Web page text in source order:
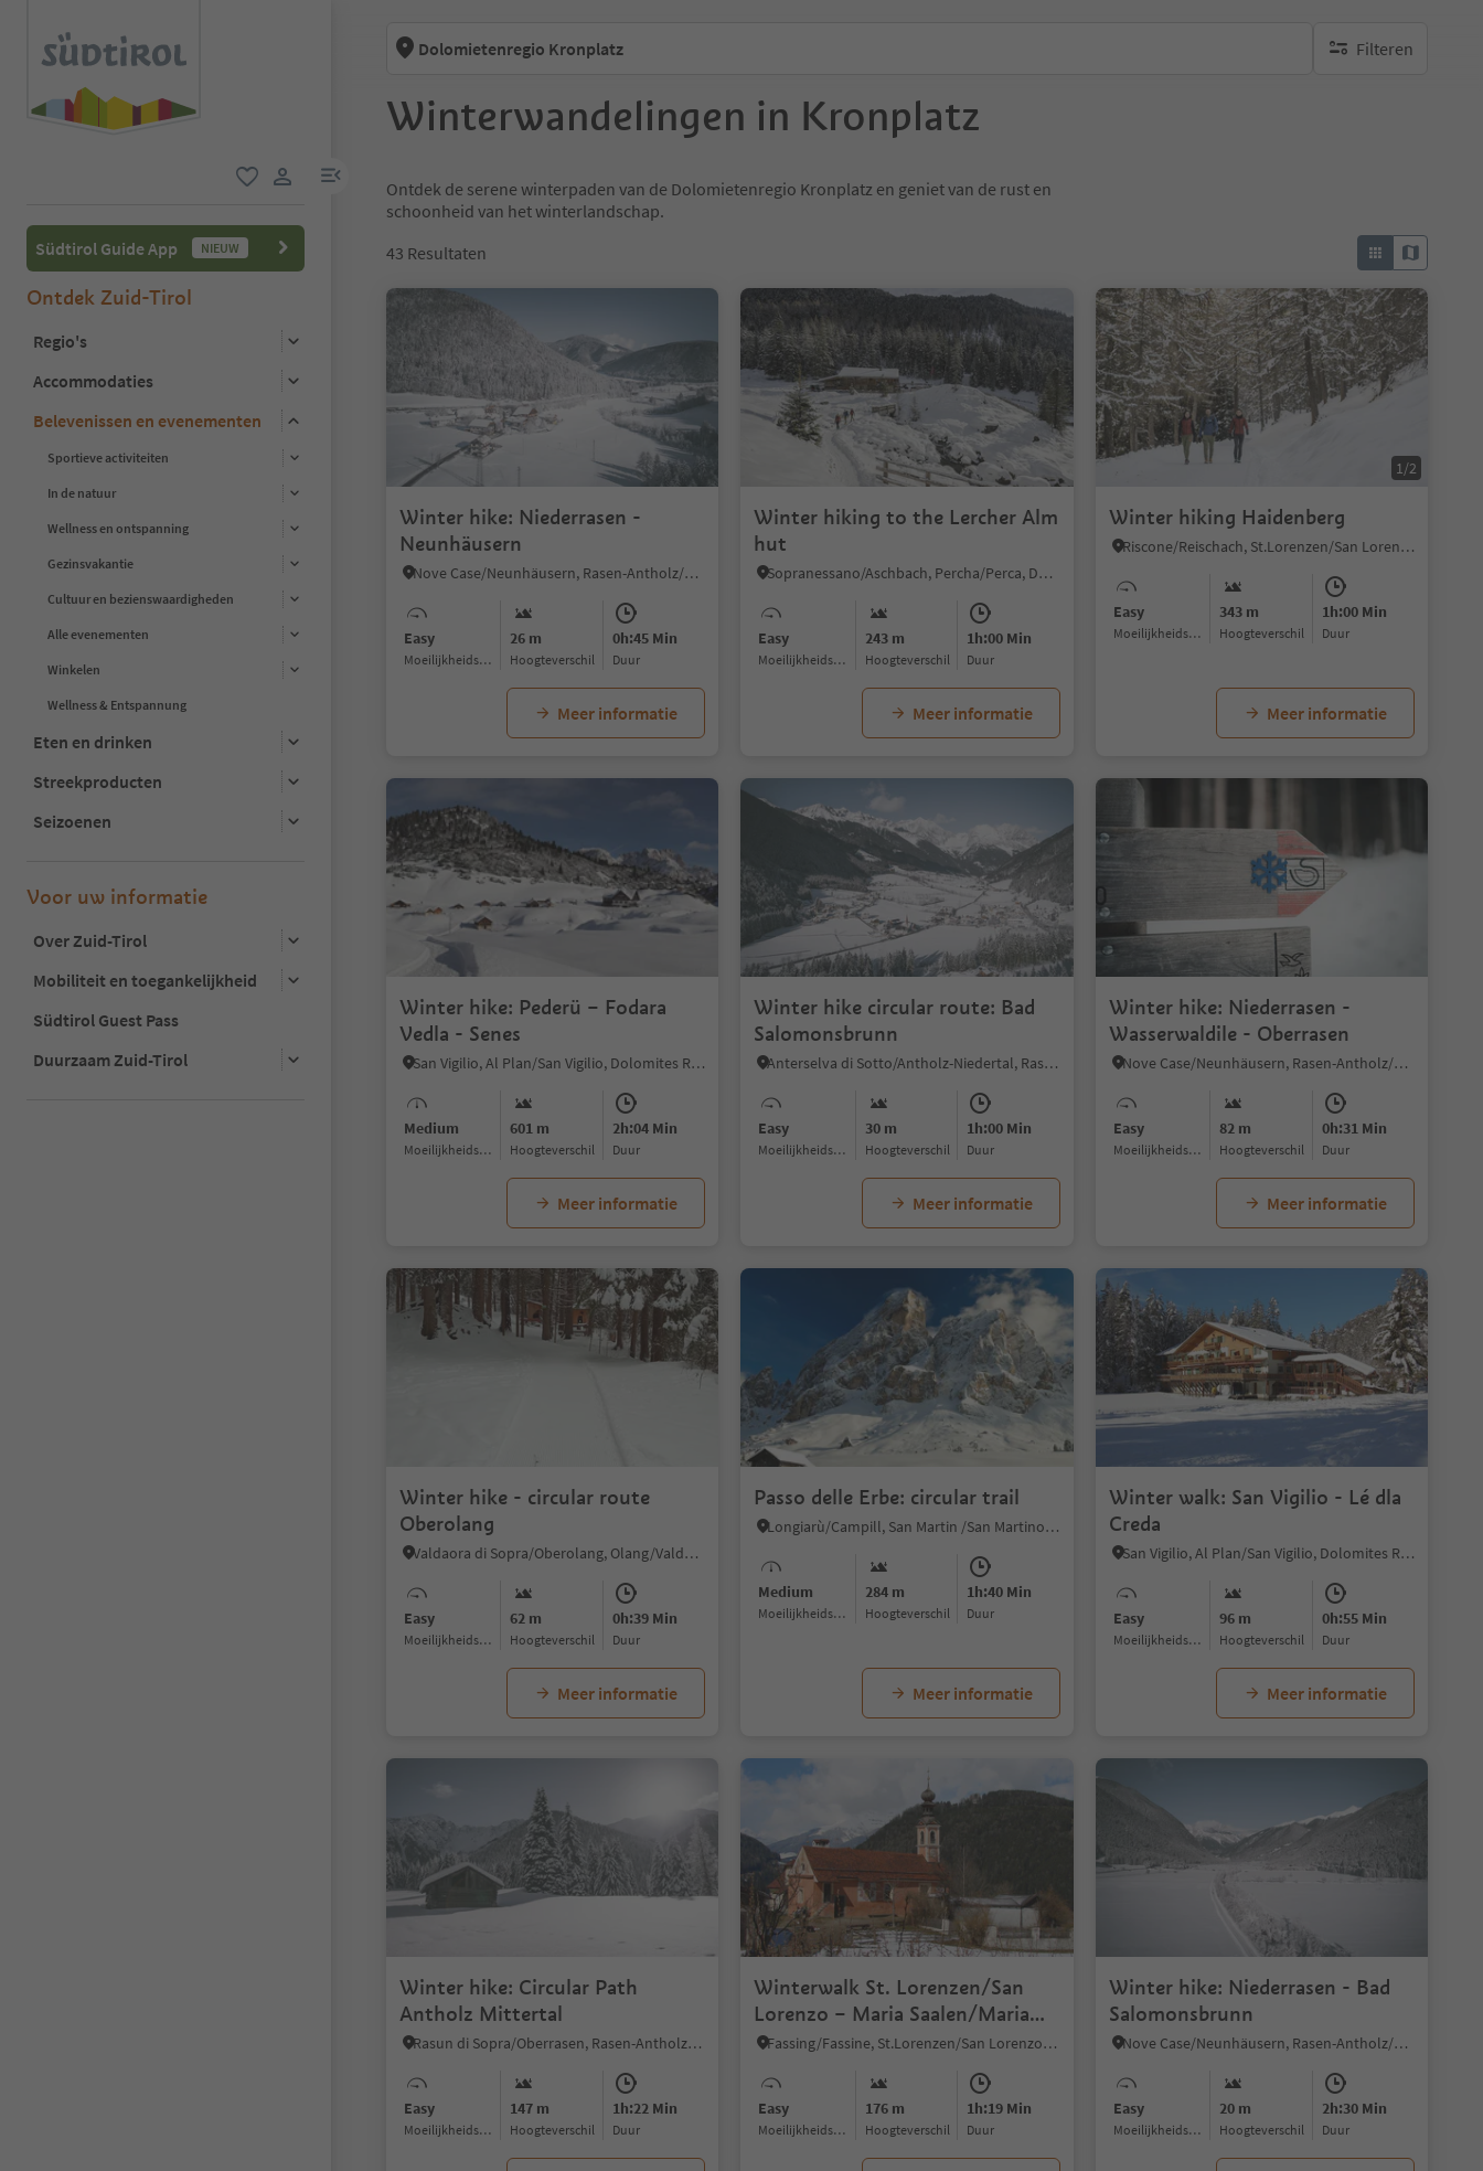
gebruikerslink
menulink
Südtirol Guide App NIEUW
Ontdek Zuid-Tirol
Regio's
Accommodaties
Belevenissen en evenementen
Sportieve activiteiten
In de natuur
Wellness en ontspanning
Gezinsvakantie
Cultuur en bezienswaardigheden
Alle evenementen
Winkelen
Wellness & Entspannung
Eten en drinken
Streekproducten
Seizoenen
Voor uw informatie
Over Zuid-Tirol
Mobiliteit en toegankelijkheid
Südtirol Guest Pass
Duurzaam Zuid-Tirol
Dolomietenregio Kronplatz Filteren
geen actieve filters
Winterwandelingen in Kronplatz
Ontdek de serene winterpaden van de Dolomietenregio Kronplatz en geniet van de rust en
schoonheid van het winterlandschap.
43 Resultaten
Winter hike: Niederrasen -
Neunhäusern
Nove Case/Neunhäusern, Rasen-Antholz/Rasun Anterselva, Dolomites Region Kronplatz/Plan de Corones
Easy
Moeilijkheidsgraad
26 m
Hoogteverschil
0h:45 Min
Duur
Meer informatie
Winter hiking to the Lercher Alm
hut
Sopranessano/Aschbach, Percha/Perca, Dolomites Region Kronplatz/Plan de Corones
Easy
Moeilijkheidsgraad
243 m
Hoogteverschil
1h:00 Min
Duur
Meer informatie
1/2
Winter hiking Haidenberg
Riscone/Reischach, St.Lorenzen/San Lorenzo di Sebato, Dolomites Region Kronplatz/Plan de Corones
Easy
Moeilijkheidsgraad
343 m
Hoogteverschil
1h:00 Min
Duur
Meer informatie
Winter hike: Pederü – Fodara
Vedla - Senes
San Vigilio, Al Plan/San Vigilio, Dolomites Region Kronplatz/Plan de Corones
Medium
Moeilijkheidsgraad
601 m
Hoogteverschil
2h:04 Min
Duur
Meer informatie
Winter hike circular route: Bad
Salomonsbrunn
Anterselva di Sotto/Antholz-Niedertal, Rasen-Antholz/Rasun Anterselva, Dolomites Region Kronplatz/Plan de Corones
Easy
Moeilijkheidsgraad
30 m
Hoogteverschil
1h:00 Min
Duur
Meer informatie
Winter hike: Niederrasen -
Wasserwaldile - Oberrasen
Nove Case/Neunhäusern, Rasen-Antholz/Rasun Anterselva, Dolomites Region Kronplatz/Plan de Corones
Easy
Moeilijkheidsgraad
82 m
Hoogteverschil
0h:31 Min
Duur
Meer informatie
Winter hike - circular route
Oberolang
Valdaora di Sopra/Oberolang, Olang/Valdaora, Dolomites Region Kronplatz/Plan de Corones
Easy
Moeilijkheidsgraad
62 m
Hoogteverschil
0h:39 Min
Duur
Meer informatie
Passo delle Erbe: circular trail
Longiarù/Campill, San Martin /San Martino, Dolomites Region Kronplatz/Plan de Corones
Medium
Moeilijkheidsgraad
284 m
Hoogteverschil
1h:40 Min
Duur
Meer informatie
Winter walk: San Vigilio - Lé dla
Creda
San Vigilio, Al Plan/San Vigilio, Dolomites Region Kronplatz/Plan de Corones
Easy
Moeilijkheidsgraad
96 m
Hoogteverschil
0h:55 Min
Duur
Meer informatie
Winter hike: Circular Path
Antholz Mittertal
Rasun di Sopra/Oberrasen, Rasen-Antholz/Rasun Anterselva, Dolomites Region Kronplatz/Plan de Corones
Easy
Moeilijkheidsgraad
147 m
Hoogteverschil
1h:22 Min
Duur
Winterwalk St. Lorenzen/San
Lorenzo – Maria Saalen/Maria
Sares
Fassing/Fassine, St.Lorenzen/San Lorenzo di Sebato, Dolomites Region Kronplatz/Plan de Corones
Easy
Moeilijkheidsgraad
176 m
Hoogteverschil
1h:19 Min
Duur
Winter hike: Niederrasen - Bad
Salomonsbrunn
Nove Case/Neunhäusern, Rasen-Antholz/Rasun Anterselva, Dolomites Region Kronplatz/Plan de Corones
Easy
Moeilijkheidsgraad
20 m
Hoogteverschil
2h:30 Min
Duur